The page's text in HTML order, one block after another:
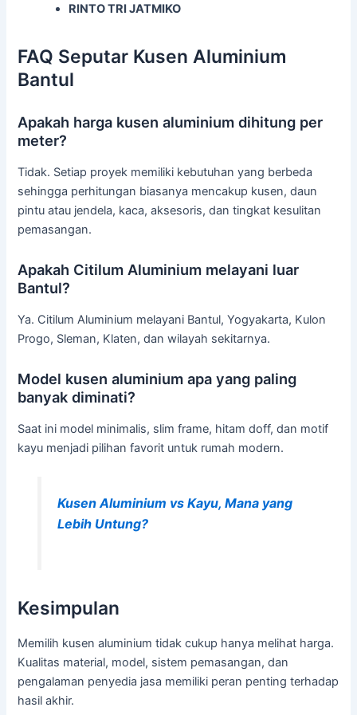
RINTO TRI JATMIKO
FAQ Seputar Kusen Aluminium
Bantul
Apakah harga kusen aluminium dihitung per
meter?
Tidak. Setiap proyek memiliki kebutuhan yang berbeda
sehingga perhitungan biasanya mencakup kusen, daun
pintu atau jendela, kaca, aksesoris, dan tingkat kesulitan
pemasangan.
Apakah Citilum Aluminium melayani luar
Bantul?
Ya. Citilum Aluminium melayani Bantul, Yogyakarta, Kulon
Progo, Sleman, Klaten, dan wilayah sekitarnya.
Model kusen aluminium apa yang paling
banyak diminati?
Saat ini model minimalis, slim frame, hitam doff, dan motif
kayu menjadi pilihan favorit untuk rumah modern.
Kusen Aluminium vs Kayu, Mana yang
Lebih Untung?
Kesimpulan
Memilih kusen aluminium tidak cukup hanya melihat harga.
Kualitas material, model, sistem pemasangan, dan
pengalaman penyedia jasa memiliki peran penting terhadap
hasil akhir.